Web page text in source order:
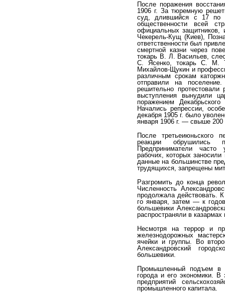
После поражения
1906 г. За тюремную
суд, длившийся с 17 по
общественности всей
официальных защитников,
Чекерель-Кущ (Киев),
ответственности был
смертной казни через
токарь В. Л. Васильев,
С. Ясенко, токарь С. М.
Михайлов-Щукин и
различным срокам
отправили на
решительно
выступле­ния вынудили
поражением
Начались репрессии,
декабря 1905 г. было
января 1906 г. — свыше 200
После третьеиюньского
реакции обрушились
Предприниматели часто
рабочих, которых
данные на большинстве
трудящихся, запреще­ны
Разгромить до конца
Численность
продолжала действовать.
го января, затем — к
большевики
распрост­раняли в
Несмотря на террор и
железнодорожных
ячейки и группы. Во
Александровский
большевики.
Промышленный подъем в
города и его экономики. В
предприятий
промышленного капитала.